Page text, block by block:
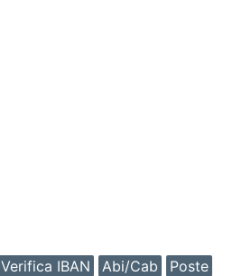
Verifica IBAN Abi/Cab
Poste